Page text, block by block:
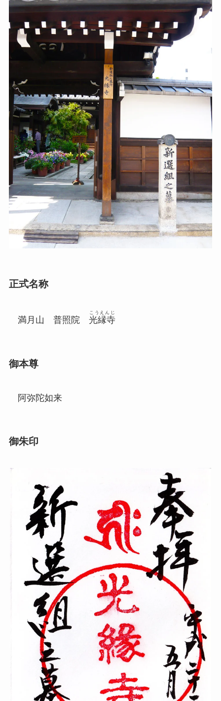
正式名称
満月山 普照院 光縁寺
こうえんじ
御本尊
阿弥陀如来
御朱印